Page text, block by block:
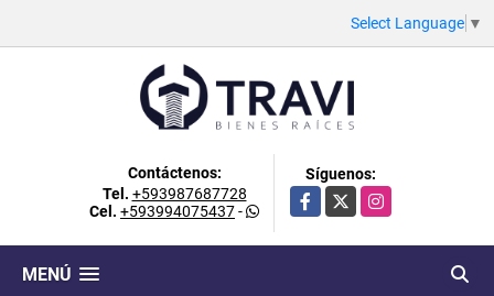
Select Language ▼
Contáctenos:
Tel. +593987687728
Cel. +593994075437-
Síguenos:
Facebook
X Instagram
MENÚ